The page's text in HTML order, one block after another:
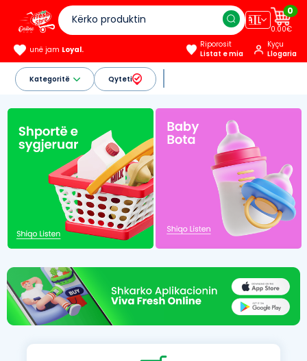
🇦🇱
0
0.00€
unë jam Loyal.
Riporosit
Listat e mia
Kyçu
Llogaria
Kategoritë Qyteti